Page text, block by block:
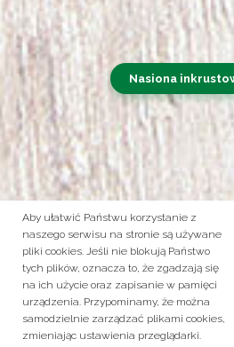
Nasiona
Obserwuj nas na:
Kontakt Polityka prywatności
© 2026 ROLTICO. Korzysta z
Warunki
Aby ułatwić Państwu korzystanie z
naszego serwisu na stronie są używane
pliki cookies. Jeśli nie blokują Państwo
tych plików, oznacza to, że zgadzają się
na ich użycie oraz zapisanie w pamięci
urządzenia. Przypominamy, że można
samodzielnie zarządzać plikami cookies,
zmieniając ustawienia przeglądarki.